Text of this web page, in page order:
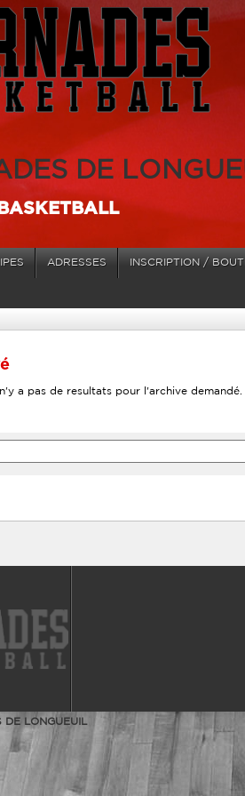
DE
ADRESSES INSCRIPTION /
n'y a pas de resultats pour l'archive
LONGUEUIL